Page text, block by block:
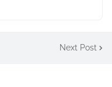
Next Post